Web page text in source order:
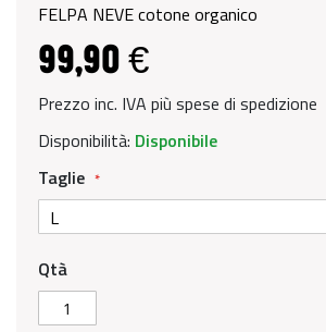
FELPA NEVE cotone organico
99,90 €
Prezzo inc. IVA più spese di spedizione
Disponibilità: Disponibile
Taglie
Qtà